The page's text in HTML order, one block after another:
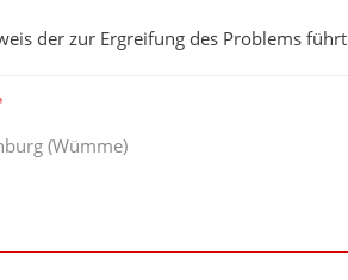
der zur Ergreifung des Problems
(Wümme)